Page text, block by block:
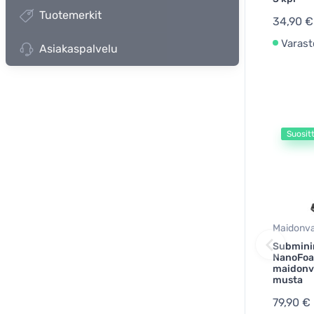
Tuotemerkit
Asiakaspalvelu
34,90 €
musta
79,90 €